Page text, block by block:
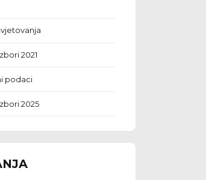
2021
podaci
2025